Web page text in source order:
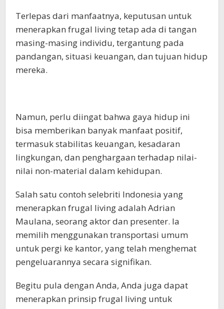
Terlepas dari manfaatnya, keputusan untuk
menerapkan frugal living tetap ada di tangan
masing-masing individu, tergantung pada
pandangan, situasi keuangan, dan tujuan hidup
mereka.
Namun, perlu diingat bahwa gaya hidup ini
bisa memberikan banyak manfaat positif,
termasuk stabilitas keuangan, kesadaran
lingkungan, dan penghargaan terhadap nilai-
nilai non-material dalam kehidupan.
Salah satu contoh selebriti Indonesia yang
menerapkan frugal living adalah Adrian
Maulana, seorang aktor dan presenter. Ia
memilih menggunakan transportasi umum
untuk pergi ke kantor, yang telah menghemat
pengeluarannya secara signifikan.
Begitu pula dengan Anda, Anda juga dapat
menerapkan prinsip frugal living untuk